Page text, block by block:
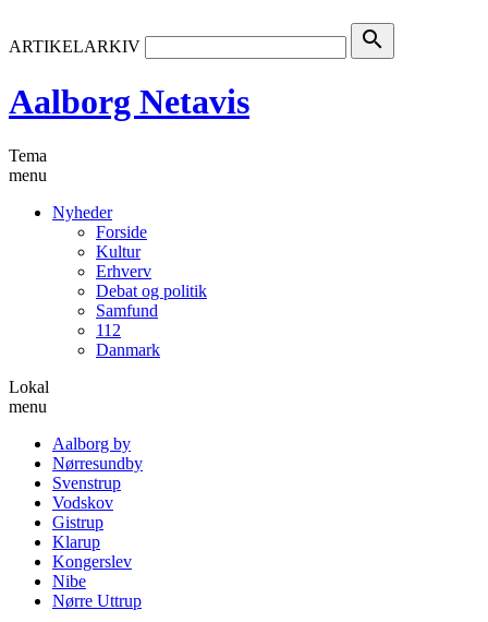
ARTIKELARKIV search
Aalborg Netavis
Tema
menu
Nyheder
Forside
Kultur
Erhverv
Debat og politik
Samfund
112
Danmark
Lokal
menu
Aalborg by
Nørresundby
Svenstrup
Vodskov
Gistrup
Klarup
Kongerslev
Nibe
Nørre Uttrup